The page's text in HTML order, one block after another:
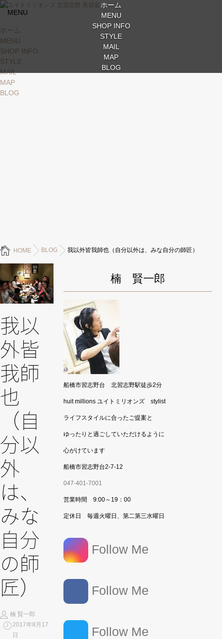
MENU
ホーム
MENU
SHOP INFO
STYLE
MAIL
MAP
BLOG
ホーム
MENU
SHOP INFO
STYLE
MAIL
MAP
BLOG
HOME BLOG 我以外皆我師也（自分以外は、みな自分の師匠）
我以
外皆
我師
也
（自
分以
外
は、
みな
自分
の師
匠）
楠 賢一郎
2017年8月17
日
楠 賢一郎
船橋市習志野台 北習志野駅徒歩2分
huit millions ユイトミリオンズ stylist
ライフスタイルに合ったご提案と
ゆったりと過ごしていただけるように
心がけています
船橋市習志野台2-7-12
047-401-7001
営業時間 9:00～19：00
定休日 毎週火曜日、第二第三水曜日
Follow Me
Follow Me
Follow Me